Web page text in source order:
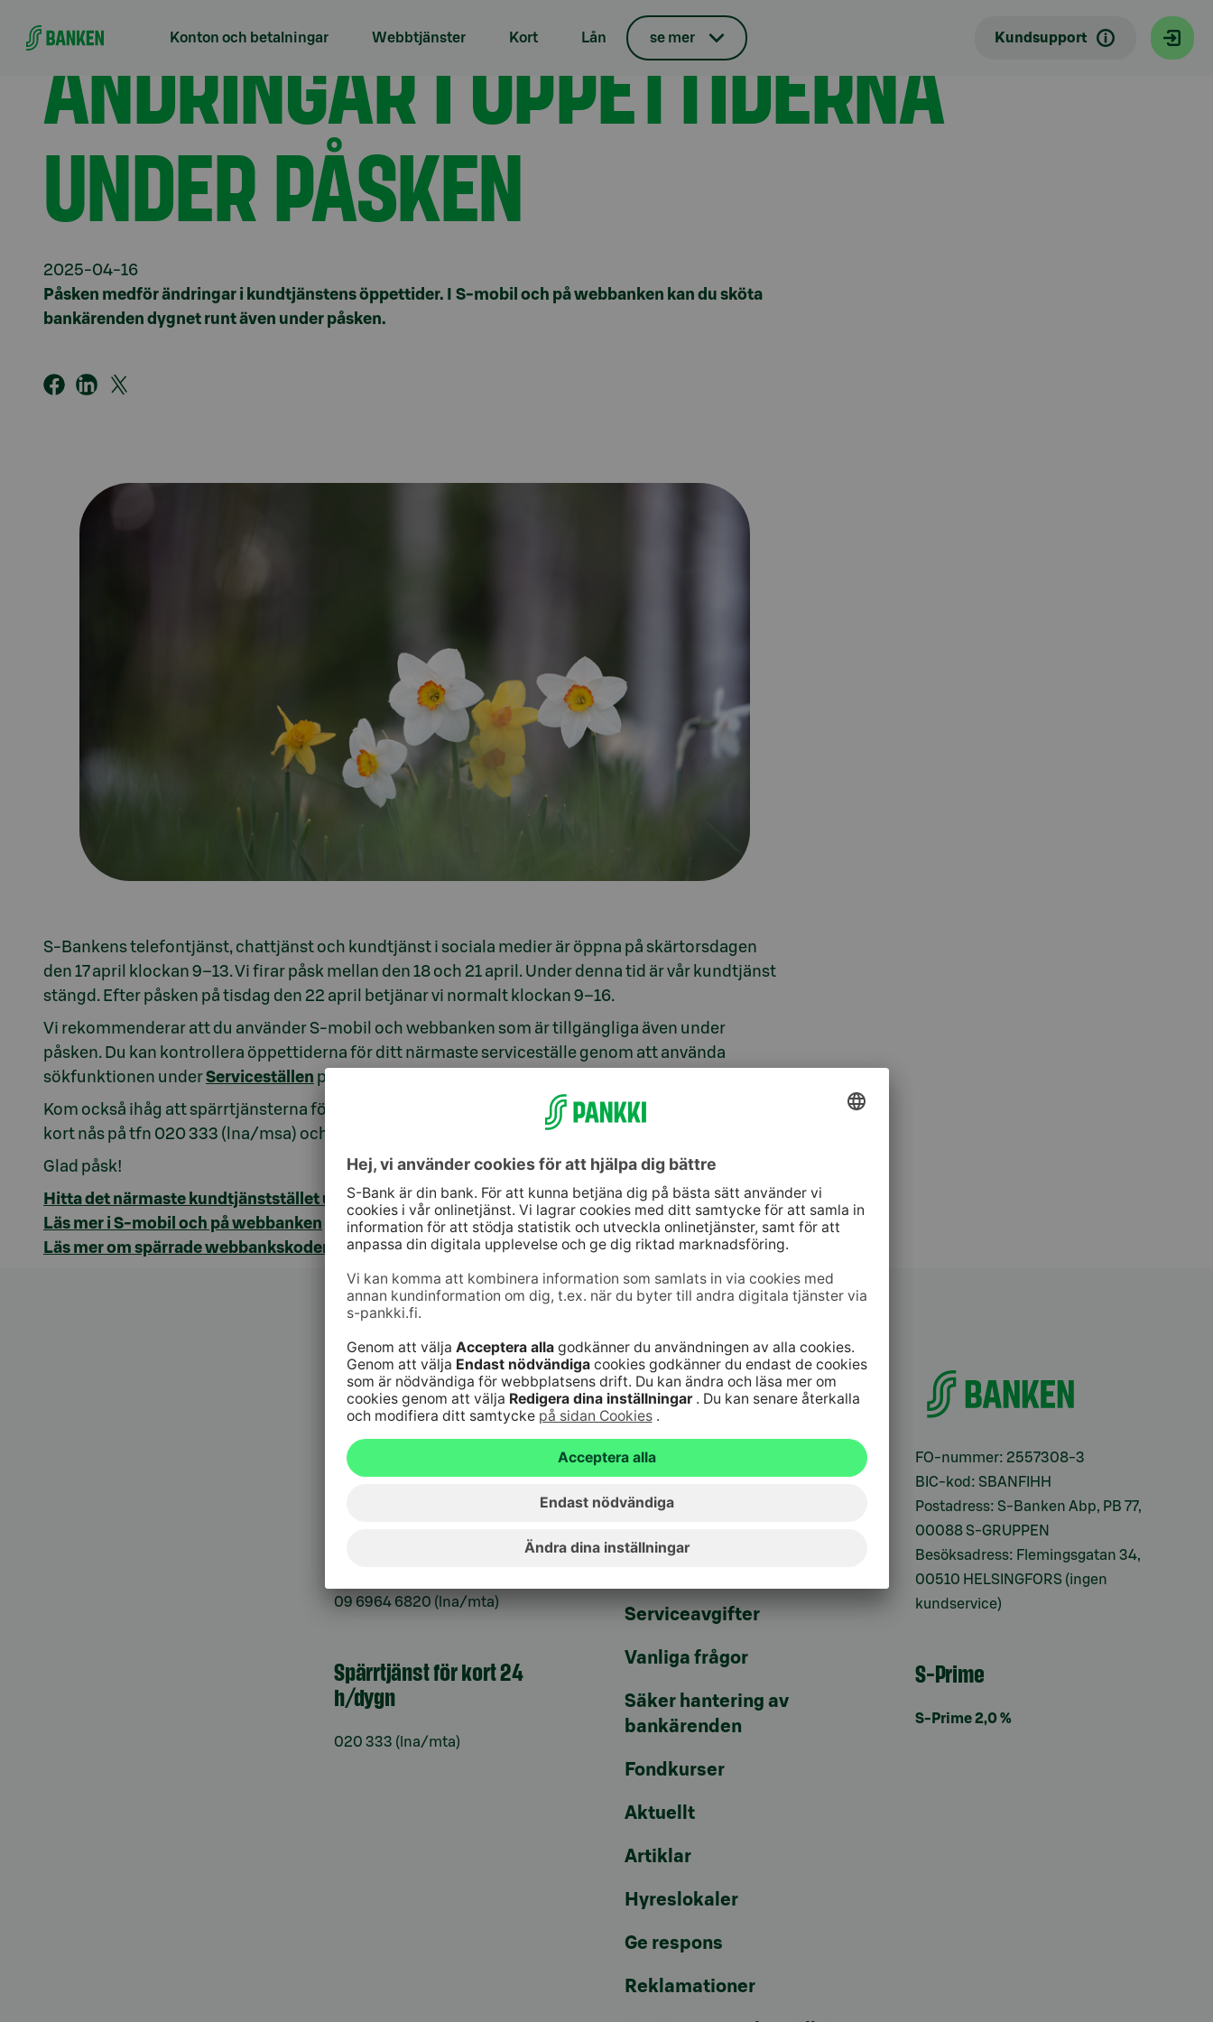
Konton och betalningar Webbtjänster Kort Lån se mer Kundsupport
ÄNDRINGAR I ÖPPETTIDERNA
UNDER PÅSKEN
2025-04-16
Påsken medför ändringar i kundtjänstens öppettider. I S-mobil och på webbanken kan du sköta
bankärenden dygnet runt även under påsken.
S-Bankens telefontjänst, chattjänst och kundtjänst i sociala medier är öppna på skärtorsdagen
den 17 april klockan 9–13. Vi firar påsk mellan den 18 och 21 april. Under denna tid är vår kundtjänst
stängd. Efter påsken på tisdag den 22 april betjänar vi normalt klockan 9–16.
Vi rekommenderar att du använder S-mobil och webbanken som är tillgängliga även under
påsken. Du kan kontrollera öppettiderna för ditt närmaste serviceställe genom att använda
sökfunktionen underServiceställen på vår webbplats.
Kom också ihåg att spärrtjänsterna för kort och bankkoder är öppna 24 h/dygn. Spärrtjänsten för
kort nås på tfn 020 333 (lna/msa) och spärrtjänsten för bankkoder på tfn 09 6964 6820 (lna/msa).
Glad påsk!
Hitta det närmaste kundtjänststället under Serviceställen
Läs mer i S-mobil och på webbanken
Läs mer om spärrade webbankskoder
Kundtjänst
010 76 5810(lna/mta)
må–fr kl. 9–16
09 6964 6820 (lna/mta)
Spärrtjänst för kort 24
h/dygn
020 333 (lna/mta)
Genvägar
Uppdatera dina uppgifter
Kontrollera
Serviceavgifter
Vanliga frågor
Säker hantering av
bankärenden
Fondkurser
Aktuellt
Artiklar
Hyreslokaler
Ge respons
Reklamationer
FO-nummer: 2557308-3
BIC-kod: SBANFIHH
Postadress: S-Banken Abp, PB 77,
00088 S-GRUPPEN
Besöksadress: Flemingsgatan 34,
00510 HELSINGFORS (ingen
kundservice)
S-Prime
S-Prime 2,0 %